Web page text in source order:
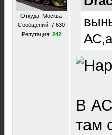
Откуда: Москва
Сообщений: 7 630
Репутация: 242
В АС
там